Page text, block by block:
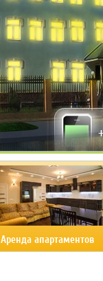
Аренда апартаментов